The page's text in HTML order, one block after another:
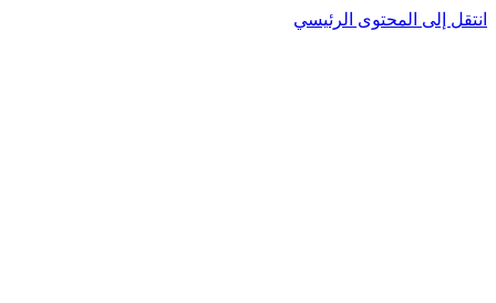
انتقل إلى المحتوى الرئيسي